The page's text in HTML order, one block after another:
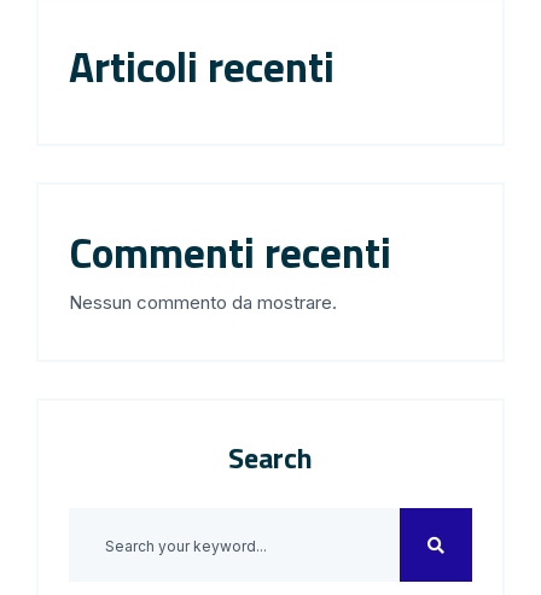
Articoli recenti
Commenti recenti
Nessun commento da mostrare.
Search